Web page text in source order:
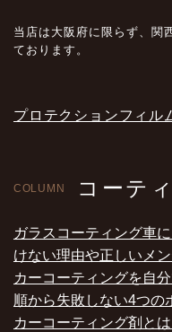
当店は大阪府に限らず、関
ております。
プロテクションフィル
COLUMN コーテ
ガラスコーティング車
けない理由や正しいメ
カーコーティングを自
順から失敗しない4つの
カーコーティング剤と